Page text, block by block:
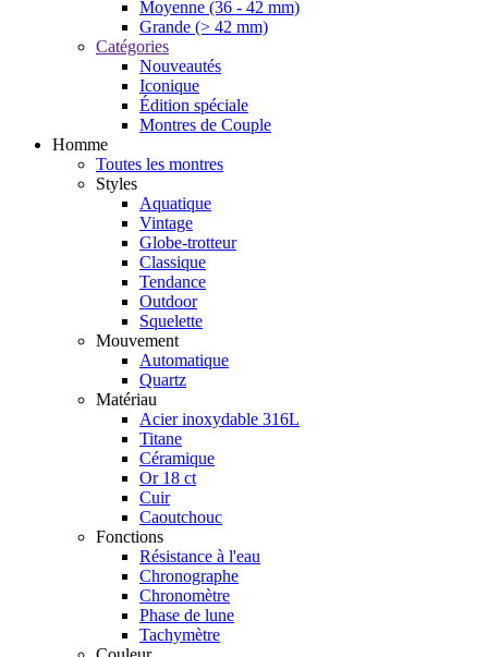
Moyenne (36 - 42 mm)
Grande (> 42 mm)
Catégories
Nouveautés
Iconique
Édition spéciale
Montres de Couple
Homme
Toutes les montres
Styles
Aquatique
Vintage
Globe-trotteur
Classique
Tendance
Outdoor
Squelette
Mouvement
Automatique
Quartz
Matériau
Acier inoxydable 316L
Titane
Céramique
Or 18 ct
Cuir
Caoutchouc
Fonctions
Résistance à l'eau
Chronographe
Chronomètre
Phase de lune
Tachymètre